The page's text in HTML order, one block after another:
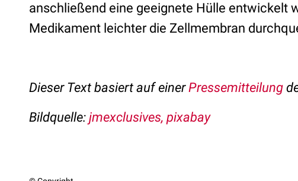
anschließend eine geeignete Hülle entwickelt
Medikament leichter die Zellmembran
Dieser Text basiert auf einerPressemitteilung
Bildquelle: jmexclusives, pixabay